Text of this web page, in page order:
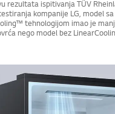
rezultata ispitivanja TÜV
kompanije LG, model sa
tehnologijom imao je
nego model bez